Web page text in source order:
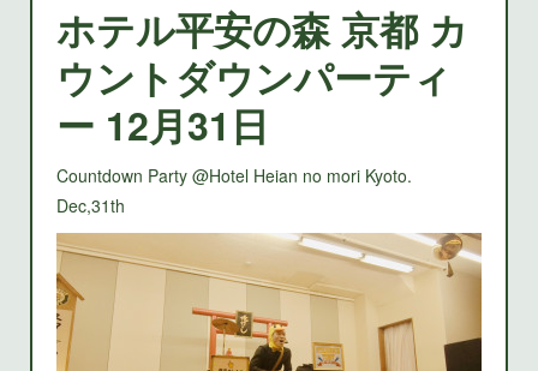
ホテル平安の森 京都 カ
ウントダウンパーティ
ー 12月31日
Countdown Party @Hotel Heian no mori Kyoto.
Dec,31th